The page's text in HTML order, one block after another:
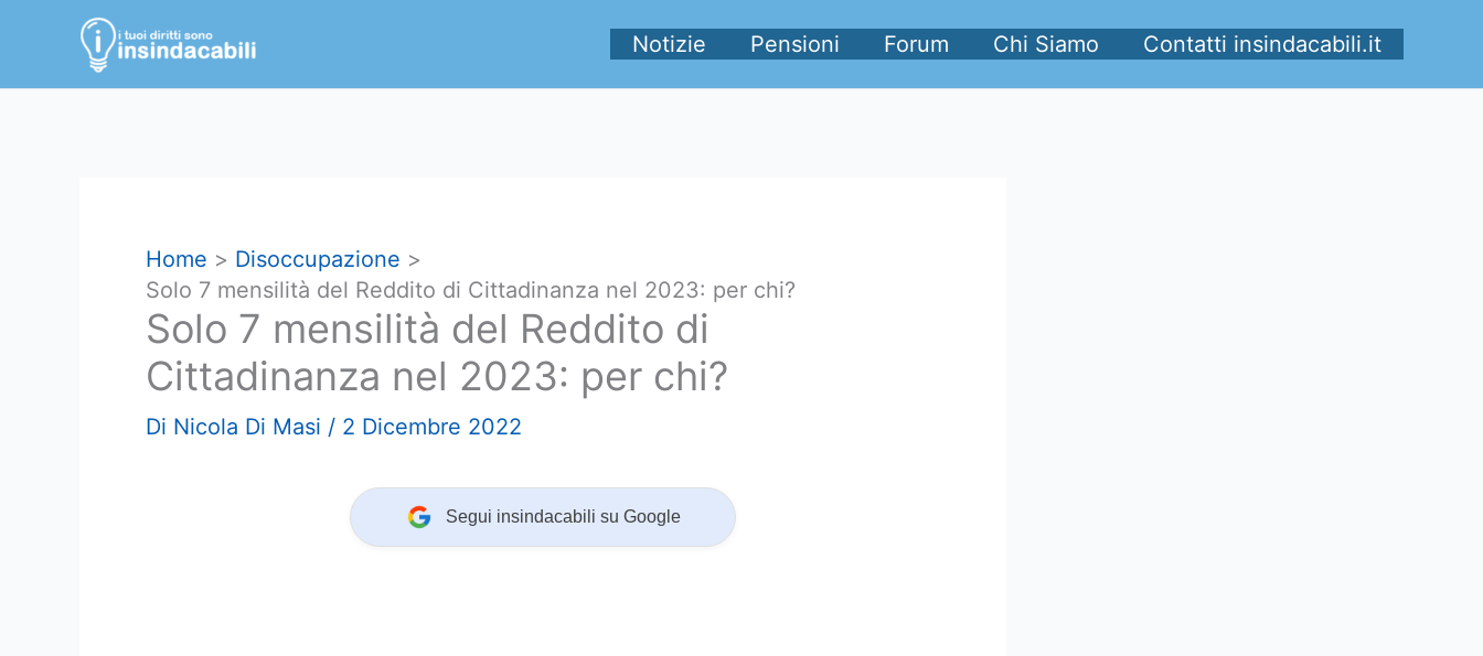
contenuto
Notizie Pensioni Forum Chi Siamo Contatti insindacabili.it
Home
Disoccupazione
Solo 7 mensilità del Reddito di Cittadinanza nel 2023: per chi?
Solo 7 mensilità del Reddito di
Cittadinanza nel 2023: per chi?
Di Nicola Di Masi / 2 Dicembre 2022
Segui insindacabili su Google